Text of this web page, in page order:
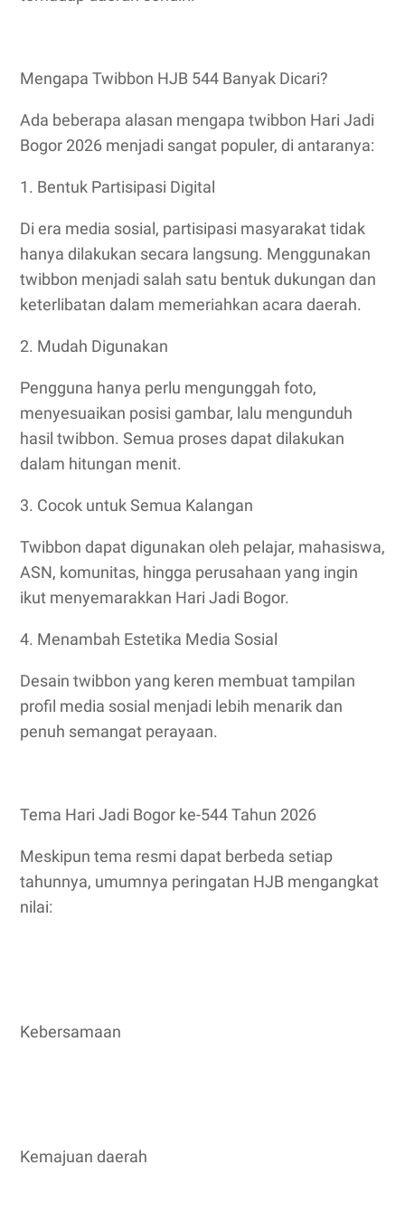
Mengapa Twibbon HJB 544 Banyak Dicari?
Ada beberapa alasan mengapa twibbon Hari Jadi
Bogor 2026 menjadi sangat populer, di antaranya:
1. Bentuk Partisipasi Digital
Di era media sosial, partisipasi masyarakat tidak
hanya dilakukan secara langsung. Menggunakan
twibbon menjadi salah satu bentuk dukungan dan
keterlibatan dalam memeriahkan acara daerah.
2. Mudah Digunakan
Pengguna hanya perlu mengunggah foto,
menyesuaikan posisi gambar, lalu mengunduh
hasil twibbon. Semua proses dapat dilakukan
dalam hitungan menit.
3. Cocok untuk Semua Kalangan
Twibbon dapat digunakan oleh pelajar, mahasiswa,
ASN, komunitas, hingga perusahaan yang ingin
ikut menyemarakkan Hari Jadi Bogor.
4. Menambah Estetika Media Sosial
Desain twibbon yang keren membuat tampilan
profil media sosial menjadi lebih menarik dan
penuh semangat perayaan.
Tema Hari Jadi Bogor ke-544 Tahun 2026
Meskipun tema resmi dapat berbeda setiap
tahunnya, umumnya peringatan HJB mengangkat
nilai:
Kebersamaan
Kemajuan daerah